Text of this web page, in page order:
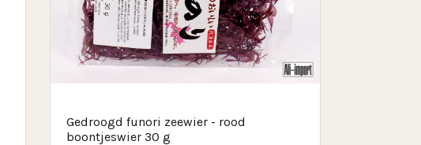
Gedroogd funori zeewier - rood
boontjeswier 30 g